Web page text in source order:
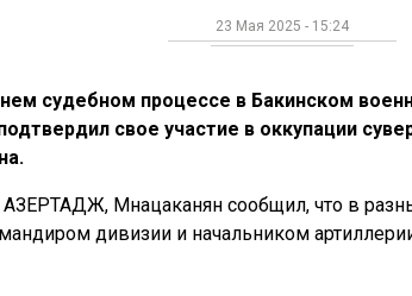
23 Мая 2025 - 15:24
судебном процессе в Бакинском
свое участие в оккупации
АЗЕРТАДЖ, Мнацаканян сообщил, что в
дивизии и начальником